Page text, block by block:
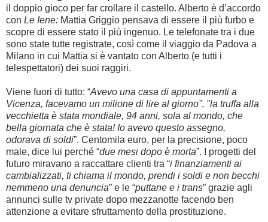
il doppio gioco per far crollare il castello. Alberto è d’accordo
con Le Iene: Mattia Griggio pensava di essere il più furbo e
scopre di essere stato il più ingenuo. Le telefonate tra i due
sono state tutte registrate, così come il viaggio da Padova a
Milano in cui Mattia si è vantato con Alberto (e tutti i
telespettatori) dei suoi raggiri.
Viene fuori di tutto: “Avevo una casa di appuntamenti a
Vicenza, facevamo un milione di lire al giorno”, "la truffa alla
vecchietta è stata mondiale, 94 anni, sola al mondo, che
bella giornata che è stata! Io avevo questo assegno,
odorava di soldi”. Centomila euro, per la precisione, poco
male, dice lui perché “due mesi dopo è morta”. I progetti del
futuro miravano a raccattare clienti tra “i finanziamenti ai
cambializzati, ti chiama il mondo, prendi i soldi e non becchi
nemmeno una denuncia” e le “puttane e i trans” grazie agli
annunci sulle tv private dopo mezzanotte facendo ben
attenzione a evitare sfruttamento della prostituzione.